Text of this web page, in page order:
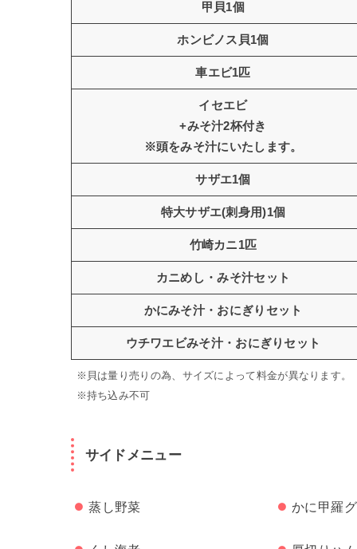
甲貝1個
ホンビノス貝1個
車エビ1匹
イセエビ
+みそ汁2杯付き
※頭をみそ汁にいたします。
サザエ1個
特大サザエ(刺身用)1個
竹崎カニ1匹
カニめし・みそ汁セット
かにみそ汁・おにぎりセット
ウチワエビみそ汁・おにぎりセット
※貝は量り売りの為、サイズによって料金が異なります。
※持ち込み不可
サイドメニュー
蒸し野菜 かに甲羅